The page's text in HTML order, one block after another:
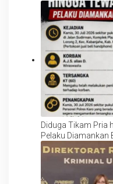
Diduga Tikam Pria
Pelaku Diamankan
Motifnya